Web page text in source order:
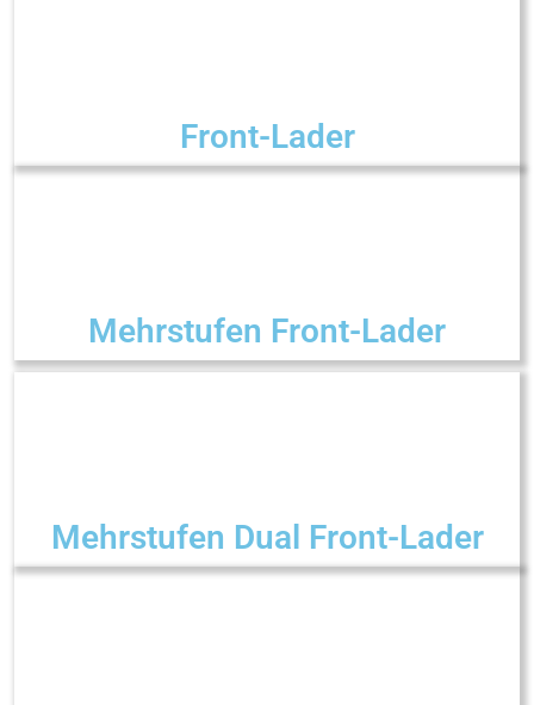
Front-Lader
Mehrstufen Front-Lader
Mehrstufen Dual Front-Lader